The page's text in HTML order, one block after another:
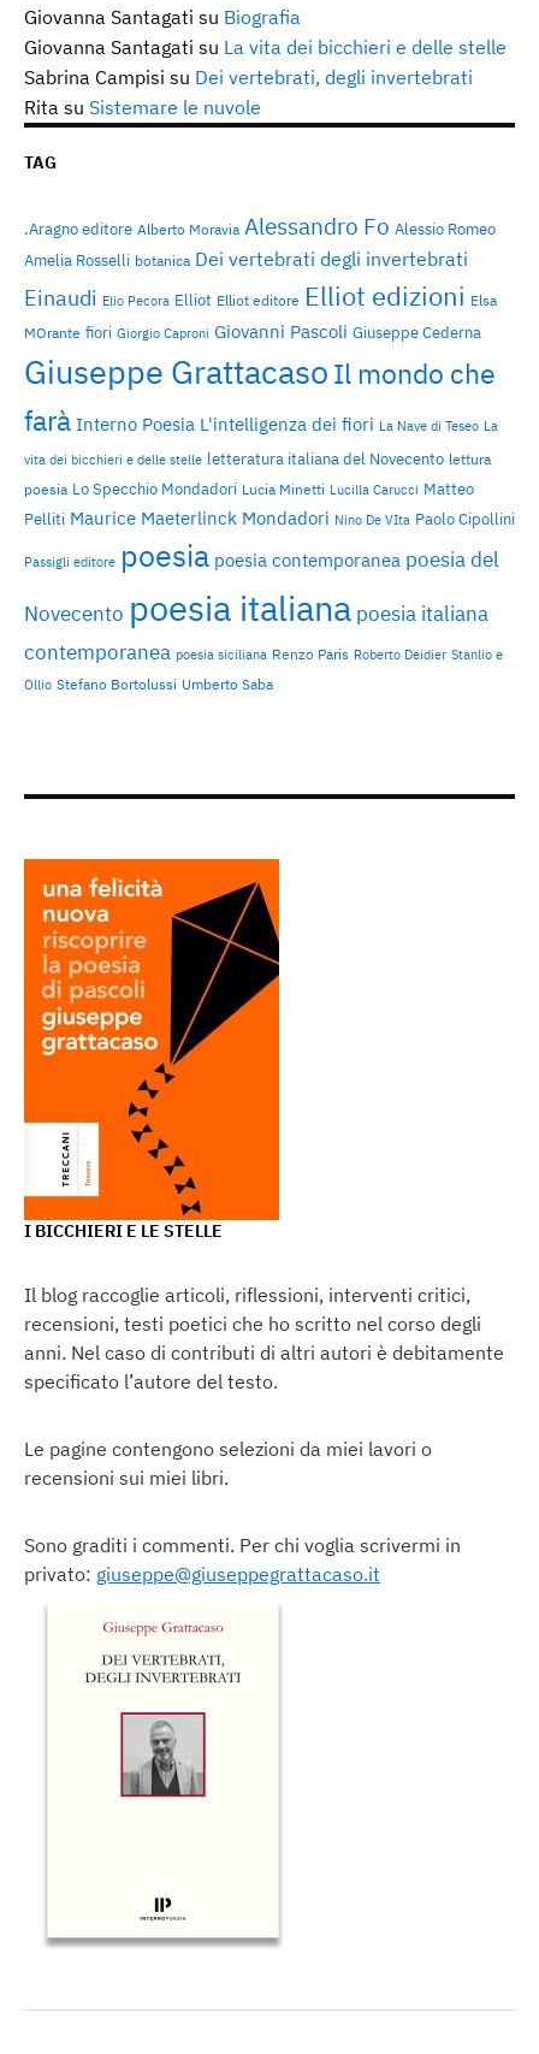
Giovanna Santagati su Biografia
Giovanna Santagati su La vita dei bicchieri e delle stelle
Sabrina Campisi su Dei vertebrati, degli invertebrati
Rita su Sistemare le nuvole
TAG
.Aragno editore Alberto Moravia Alessandro Fo Alessio Romeo
Amelia Rosselli botanica Dei vertebrati degli invertebrati
Einaudi Elio Pecora Elliot Elliot editore Elliot edizioni Elsa
MOrante fiori Giorgio Caproni Giovanni Pascoli Giuseppe Cederna
Giuseppe Grattacaso Il mondo che
farà Interno Poesia L'intelligenza dei fiori La Nave di Teseo La
vita dei bicchieri e delle stelle letteratura italiana del Novecento lettura
poesia Lo Specchio Mondadori Lucia Minetti Lucilla Carucci Matteo
Pelliti Maurice Maeterlinck Mondadori Nino De VIta Paolo Cipollini
Passigli editore poesia poesia contemporanea poesia del
Novecento poesia italiana poesia italiana
contemporanea poesia siciliana Renzo Paris Roberto Deidier Stanlio e
Ollio Stefano Bortolussi Umberto Saba
I BICCHIERI E LE STELLE
Il blog raccoglie articoli, riflessioni, interventi critici,
recensioni, testi poetici che ho scritto nel corso degli
anni. Nel caso di contributi di altri autori è debitamente
specificato l’autore del testo.
Le pagine contengono selezioni da miei lavori o
recensioni sui miei libri.
Sono graditi i commenti. Per chi voglia scrivermi in
privato: giuseppe@giuseppegrattacaso.it